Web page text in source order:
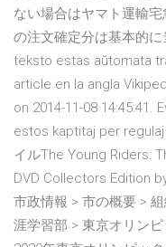
ない場合はヤマト運輸
の注文確定分は基本的
teksto estas aŭtomata
article en la angla
on 2014-11-08 14:45:41.
estos kaptitaj per
イルThe Young Riders:
DVD Collectors Edition
市政情報 > 市の概要 >
涯学習部 > 東京オリン